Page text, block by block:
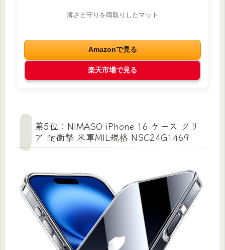
薄さと守りを両取りしたマット
Amazonで見る
楽天市場で見る
第5位：NIMASO iPhone 16 ケース クリ
ア 耐衝撃 米軍MIL規格 NSC24G1469